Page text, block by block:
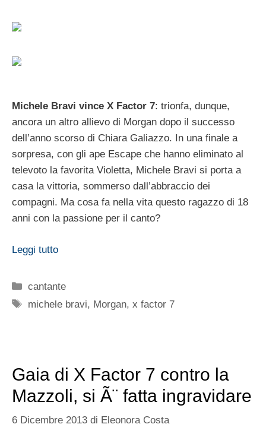
Michele Bravi vince X Factor 7: trionfa, dunque,
ancora un altro allievo di Morgan dopo il successo
dell’anno scorso di Chiara Galiazzo. In una finale a
sorpresa, con gli ape Escape che hanno eliminato al
televoto la favorita Violetta, Michele Bravi si porta a
casa la vittoria, sommerso dall’abbraccio dei
compagni. Ma cosa fa nella vita questo ragazzo di 18
anni con la passione per il canto?
Leggi tutto
Categorie
cantante
Tag
michele bravi, Morgan,x factor 7
Gaia di X Factor 7 contro la
Mazzoli, si Ã¨ fatta ingravidare
6 Dicembre 2013 di Eleonora Costa